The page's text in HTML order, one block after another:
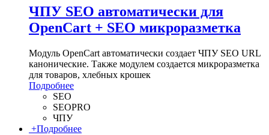
ЧПУ SEO автоматически для
OpenCart + SEO микроразметка
Модуль OpenCart автоматически создает ЧПУ SEO URL
канонические. Также модулем создается микроразметка
для товаров, хлебных крошек
Подробнее
SEO
SEOPRO
ЧПУ
+Подробнее